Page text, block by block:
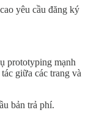
yêu cầu đăng ký
prototyping mạnh
giữa các trang và
bản trả phí.